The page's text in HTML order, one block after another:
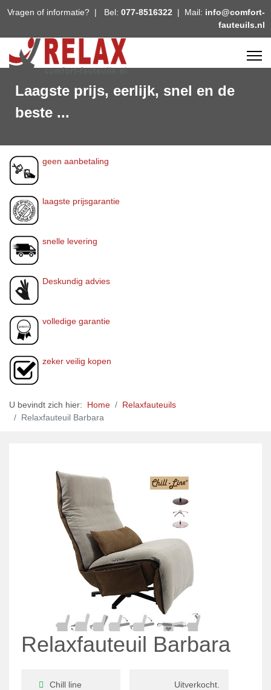
Vragen of informatie? | Bel: 077-8516322 | Mail: info@comfort-
fauteuils.nl
Laagste prijs, eerlijk, snel en de
beste ...
geen aanbetaling
laagste prijsgarantie
snelle levering
Deskundig advies
volledige garantie
zeker veilig kopen
U bevindt zich hier: Home
Relaxfauteuils
Relaxfauteuil Barbara
Relaxfauteuil Barbara
Chill line
Uitverkocht.